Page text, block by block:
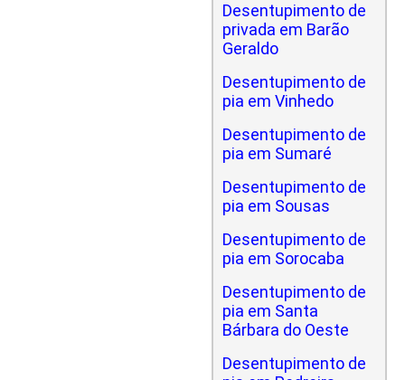
Desentupimento de
privada em Barão
Geraldo
Desentupimento de
pia em Vinhedo
Desentupimento de
pia em Sumaré
Desentupimento de
pia em Sousas
Desentupimento de
pia em Sorocaba
Desentupimento de
pia em Santa
Bárbara do Oeste
Desentupimento de